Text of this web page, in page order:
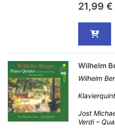
21,99
Wilhelm
Wilhelm
Jost
Verdi –